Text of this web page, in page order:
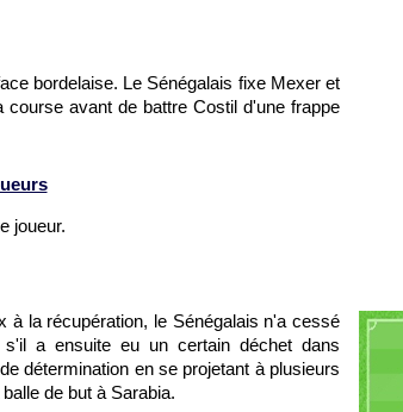
bordelaise. Le Sénégalais fixe Mexer et
avant de battre Costil d'une frappe
joueur.
à la récupération, le Sénégalais n'a cessé
a ensuite eu un certain déchet dans
détermination en se projetant à plusieurs
de but à Sarabia.